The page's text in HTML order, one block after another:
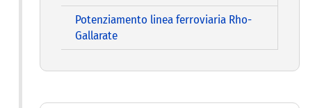
Potenziamento linea ferroviaria Rho-
Gallarate